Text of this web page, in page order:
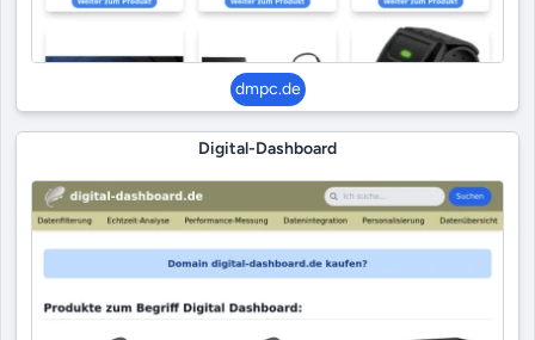
dmpc.de
Digital-Dashboard